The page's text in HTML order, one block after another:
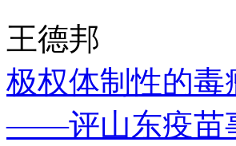
王德邦
极权体制性的毒
——评山东疫苗